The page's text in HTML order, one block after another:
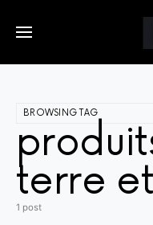
BROWSING TAG
terre
1 post